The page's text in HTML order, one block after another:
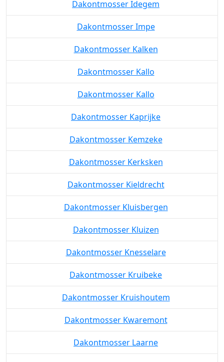
Dakontmosser Idegem
Dakontmosser Impe
Dakontmosser Kalken
Dakontmosser Kallo
Dakontmosser Kallo
Dakontmosser Kaprijke
Dakontmosser Kemzeke
Dakontmosser Kerksken
Dakontmosser Kieldrecht
Dakontmosser Kluisbergen
Dakontmosser Kluizen
Dakontmosser Knesselare
Dakontmosser Kruibeke
Dakontmosser Kruishoutem
Dakontmosser Kwaremont
Dakontmosser Laarne